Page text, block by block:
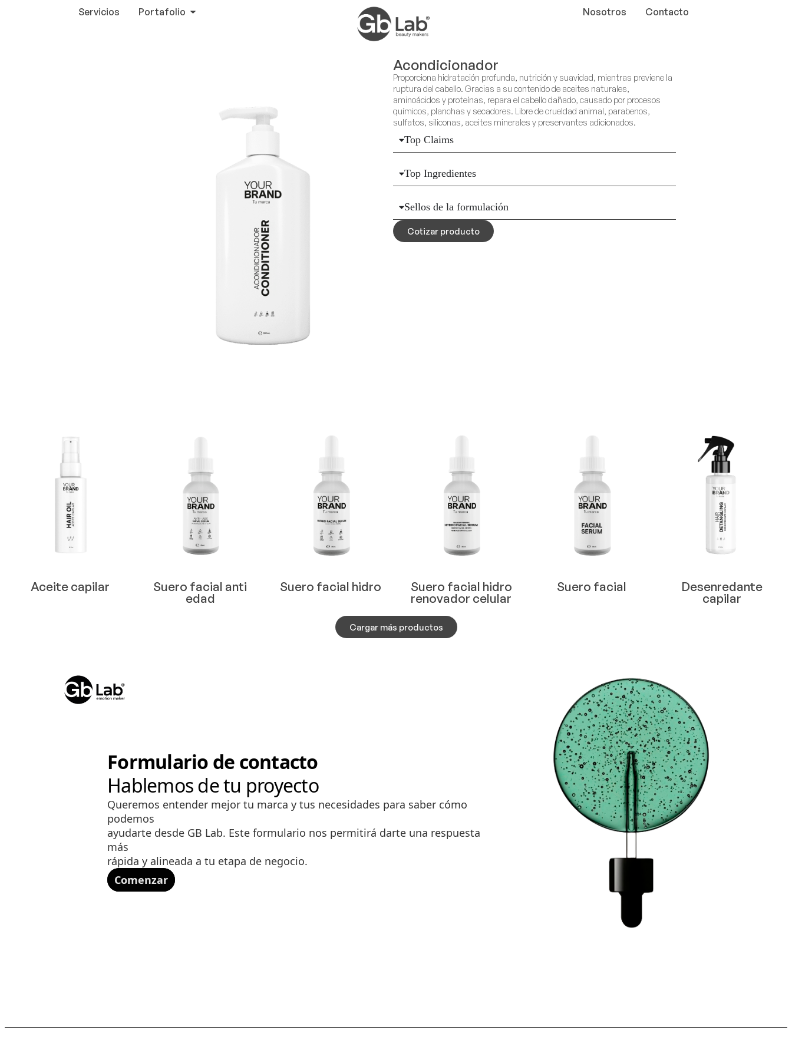
Servicios Portafolio Nosotros Contacto
Acondicionador
Proporciona hidratación profunda, nutrición y suavidad, mientras previene la
ruptura del cabello. Gracias a su contenido de aceites naturales,
aminoácidos y proteínas, repara el cabello dañado, causado por procesos
químicos, planchas y secadores. Libre de crueldad animal, parabenos,
sulfatos, siliconas, aceites minerales y preservantes adicionados.
Top Claims
Top Ingredientes
Sellos de la formulación
Cotizar producto
Aceite capilar Suero facial anti
edad
Suero facial hidro Suero facial hidro
renovador celular
Suero facial Desenredante
capilar
Cargar más productos